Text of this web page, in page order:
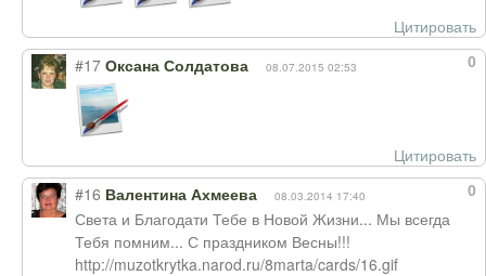
Цитировать
0
#17 Оксана Солдатова 08.07.2015 02:53
Цитировать
0
#16 Валентина Ахмеева 08.03.2014 17:40
Света и Благодати Тебе в Новой Жизни... Мы всегда
Тебя помним... С праздником Весны!!!
http://muzotkrytka.narod.ru/8marta/cards/16.gif